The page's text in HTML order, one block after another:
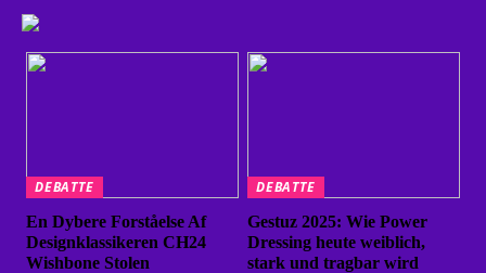
DEBATTE
En Dybere Forståelse Af
Designklassikeren CH24
Wishbone Stolen
DEBATTE
Gestuz 2025: Wie Power
Dressing heute weiblich,
stark und tragbar wird